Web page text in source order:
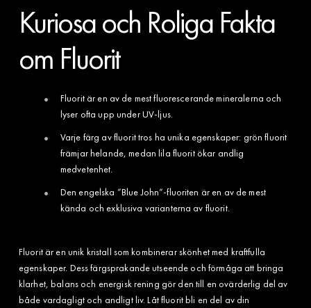
Kuriosa och Roliga Fakta
om Fluorit
Fluorit är en av de mest fluorescerande mineralerna och
lyser ofta upp under UV-ljus.
Varje färg av fluorit tros ha unika egenskaper: grön fluorit
främjar helande, medan lila fluorit ökar andlig
medvetenhet.
Den engelska ”Blue John”-fluoriten är en av de mest
kända och exklusiva varianterna av fluorit.
Fluorit är en unik kristall som kombinerar skönhet med kraftfulla
egenskaper. Dess färgsprakande utseende och förmåga att bringa
klarhet, balans och energisk rening gör den till en ovärderlig del av
både vardagligt och andligt liv. Låt fluorit bli en del av din